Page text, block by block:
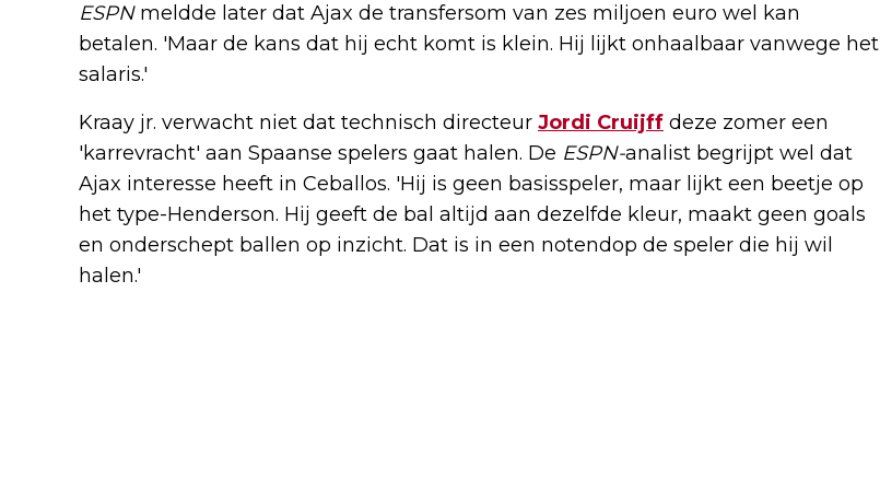
ESPN meldde later dat Ajax de transfersom van zes miljoen euro wel kan
betalen. 'Maar de kans dat hij echt komt is klein. Hij lijkt onhaalbaar vanwege het
salaris.'
Kraay jr. verwacht niet dat technisch directeur Jordi Cruijff deze zomer een
'karrevracht' aan Spaanse spelers gaat halen. De ESPN-analist begrijpt wel dat
Ajax interesse heeft in Ceballos. 'Hij is geen basisspeler, maar lijkt een beetje op
het type-Henderson. Hij geeft de bal altijd aan dezelfde kleur, maakt geen goals
en onderschept ballen op inzicht. Dat is in een notendop de speler die hij wil
halen.'